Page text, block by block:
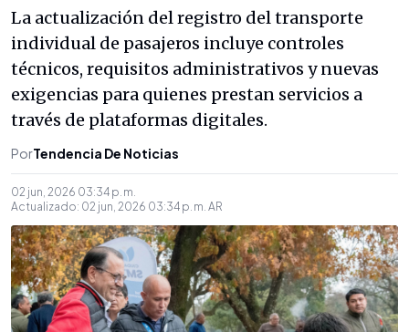
La actualización del registro del transporte
individual de pasajeros incluye controles
técnicos, requisitos administrativos y nuevas
exigencias para quienes prestan servicios a
través de plataformas digitales.
PorTendencia De Noticias
02 jun, 2026 03:34 p. m.
Actualizado: 02 jun, 2026 03:34 p. m. AR